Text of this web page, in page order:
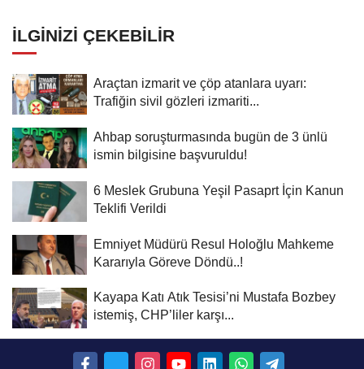
İLGINIZI ÇEKEBILIR
Araçtan izmarit ve çöp atanlara uyarı:
Trafiğin sivil gözleri izmariti...
Ahbap soruşturmasında bugün de 3 ünlü
ismin bilgisine başvuruldu!
6 Meslek Grubuna Yeşil Pasaprt İçin Kanun
Teklifi Verildi
Emniyet Müdürü Resul Holoğlu Mahkeme
Kararıyla Göreve Döndü..!
Kayapa Katı Atık Tesisi’ni Mustafa Bozbey
istemiş, CHP’liler karşı...